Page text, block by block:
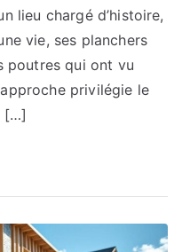
lieu chargé d’histoire,
vie, ses planchers
poutres qui ont vu
privilégie le
[…]